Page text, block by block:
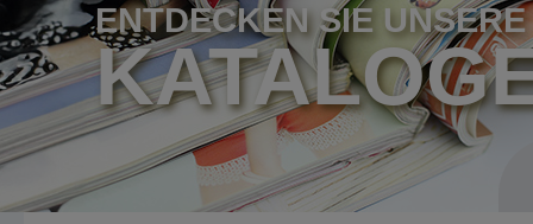
ENTDECKEN SIE UNSERE